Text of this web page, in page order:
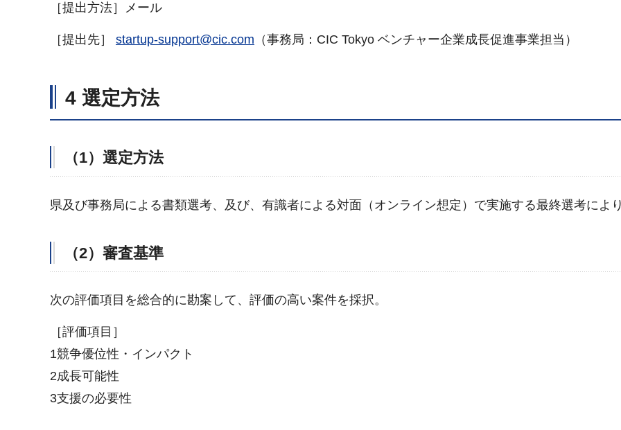
［提出方法］メール
［提出先］ startup-support@cic.com （事務局：CIC Tokyo ベンチャー企業成長促進事業担当）
4 選定方法
（1）選定方法
県及び事務局による書類選考、及び、有識者による対面（オンライン想定）で実施する最終選考によ
（2）審査基準
次の評価項目を総合的に勘案して、評価の高い案件を採択。
［評価項目］
1競争優位性・インパクト
2成長可能性
3支援の必要性